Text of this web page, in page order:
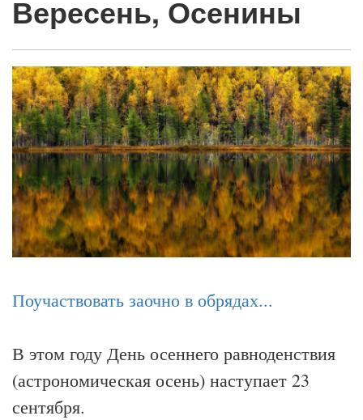
Вересень, Осенины
Поучаствовать заочно в обрядах...
В этом году День осеннего равноденствия
(астрономическая осень) наступает 23
сентября.